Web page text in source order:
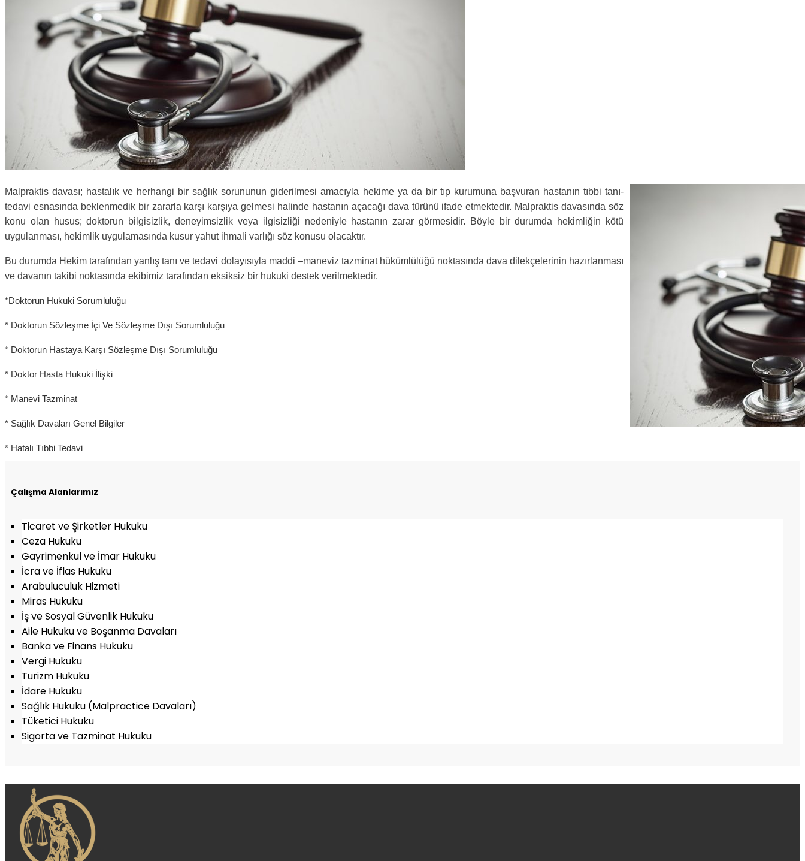
Malpraktis davası; hastalık ve herhangi bir sağlık sorununun giderilmesi amacıyla hekime ya da bir tıp kurumuna başvuran hastanın tıbbi tanı-
tedavi esnasında beklenmedik bir zararla karşı karşıya gelmesi halinde hastanın açacağı dava türünü ifade etmektedir. Malpraktis davasında söz
konu olan husus; doktorun bilgisizlik, deneyimsizlik veya ilgisizliği nedeniyle hastanın zarar görmesidir. Böyle bir durumda hekimliğin kötü
uygulanması, hekimlik uygulamasında kusur yahut ihmali varlığı söz konusu olacaktır.
Bu durumda Hekim tarafından yanlış tanı ve tedavi dolayısıyla maddi –maneviz tazminat hükümlülüğü noktasında dava dilekçelerinin hazırlanması
ve davanın takibi noktasında ekibimiz tarafından eksiksiz bir hukuki destek verilmektedir.
*Doktorun Hukuki Sorumluluğu
* Doktorun Sözleşme İçi Ve Sözleşme Dışı Sorumluluğu
* Doktorun Hastaya Karşı Sözleşme Dışı Sorumluluğu
* Doktor Hasta Hukuki İlişki
* Manevi Tazminat
* Sağlık Davaları Genel Bilgiler
* Hatalı Tıbbi Tedavi
Çalışma Alanlarımız
Ticaret ve Şirketler Hukuku
Ceza Hukuku
Gayrimenkul ve İmar Hukuku
İcra ve İflas Hukuku
Arabuluculuk Hizmeti
Miras Hukuku
İş ve Sosyal Güvenlik Hukuku
Aile Hukuku ve Boşanma Davaları
Banka ve Finans Hukuku
Vergi Hukuku
Turizm Hukuku
İdare Hukuku
Sağlık Hukuku (Malpractice Davaları)
Tüketici Hukuku
Sigorta ve Tazminat Hukuku